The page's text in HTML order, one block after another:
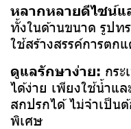
หลากหลายดีไซน์แ
ทั้งในด้านขนาด รูปท
ใช้สร้างสรรค์การตก
ดูแลรักษาง่าย: กร
ได้ง่าย เพียงใช้น้ำแ
สกปรกได้ ไม่จำเป็น
พิเศษ